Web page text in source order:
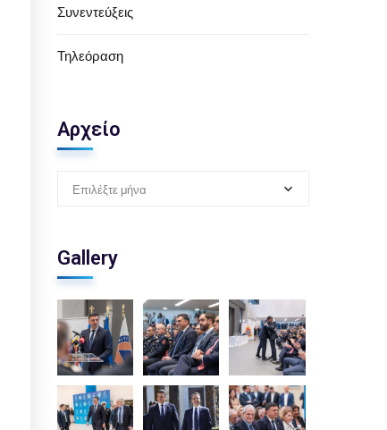
Συνεντεύξεις
Τηλεόραση
Αρχείο
Επιλέξτε μήνα
Gallery